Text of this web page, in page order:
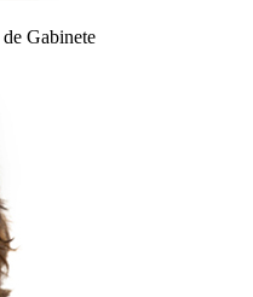
Gabinete